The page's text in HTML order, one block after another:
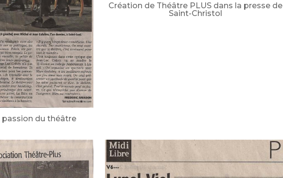
passion du théâtre
Création de Théâtre PLUS dans la presse de
Saint-Christol